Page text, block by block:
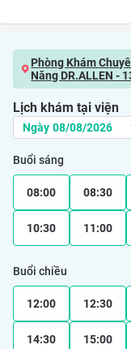
Phòng Khám
Năng DR.ALLEN -
Lịch khám tại viện
Buổi sáng
08:00 08:30
10:30 11:00
Buổi chiều
12:00 12:30
14:30 15:00